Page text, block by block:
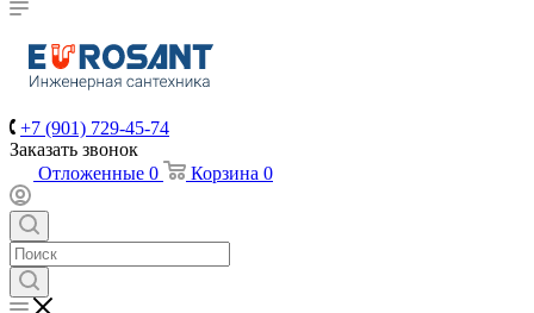
+7 (901) 729-45-74
Заказать звонок
Отложенные 0 Корзина 0